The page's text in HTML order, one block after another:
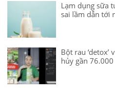
Lạm dụng sữa
sai lầm dẫn tới
Bột rau
hủy gần